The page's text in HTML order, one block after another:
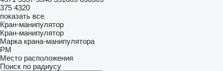
375 4320
показать все
Кран-манипулятор
Кран-манипулятор
Марка крана-манипулятора
PM
Место расположения
Поиск по радиусу